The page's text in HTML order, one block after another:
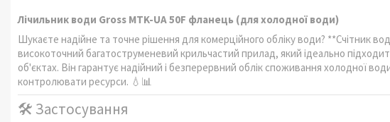
Лічильник води Gross MTK-UA 50F фланець (для холодної води)
Шукаєте надійне та точне рішення для комерційного обліку води? **Счітник
високоточний багатоструменевий крильчастий прилад, який ідеально
об'єктах. Він гарантує надійний і безперервний облік споживання холодної
контролювати ресурси. 💧📊
🛠️ Застосування